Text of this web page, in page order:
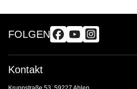
FOLGEN
Kontakt